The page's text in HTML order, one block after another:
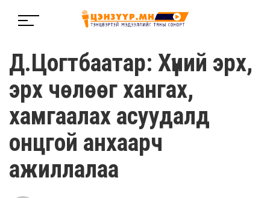
Д.Цогтбаатар: Хүний эрх,
эрх чөлөөг хангах,
хамгаалах асуудалд
онцгой анхаарч
ажиллалаа